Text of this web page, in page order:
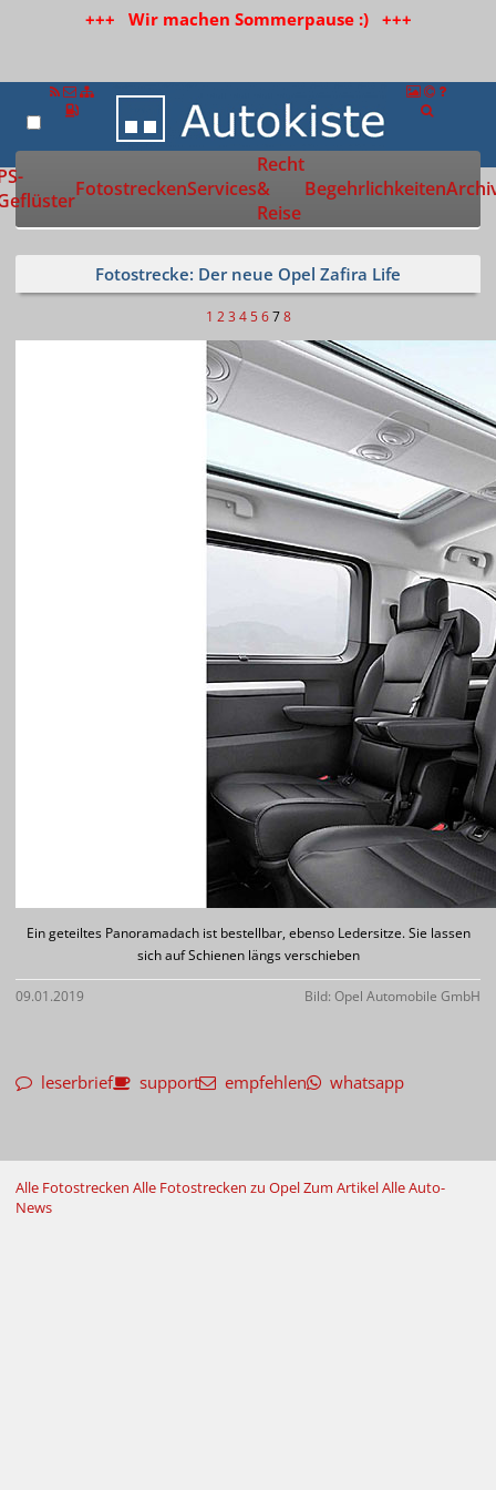
+++ Wir machen Sommerpause :) +++
Zur Startseite
FotostreckenServices
Recht
&
Reise
Begehrlichkeiten
Fotostrecke: Der neue Opel Zafira Life
1 2 3 4 5 6 7 8
Ein geteiltes Panoramadach ist bestellbar, ebenso Ledersitze. Sie lassen
sich auf Schienen längs verschieben
09.01.2019 Bild: Opel Automobile GmbH
leserbrief support empfehlen whatsapp
Alle Fotostrecken Alle Fotostrecken zu OpelZum ArtikelAlle Auto-
News